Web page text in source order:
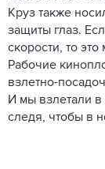
Круз также
защиты глаз.
скорости, то
Рабочие
взлетно-
И мы взлетали
следя, чтобы в